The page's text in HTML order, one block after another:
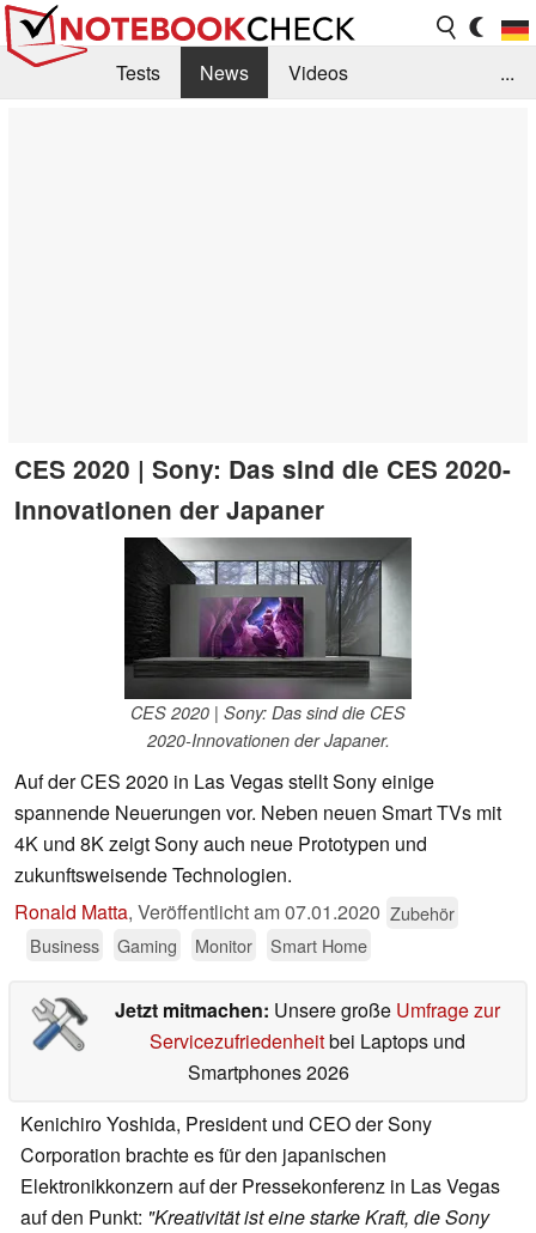
Tests News
Videos
...
CES 2020 | Sony: Das sind die CES 2020-
Innovationen der Japaner
CES 2020 | Sony: Das sind die CES
2020-Innovationen der Japaner.
Auf der CES 2020 in Las Vegas stellt Sony einige
spannende Neuerungen vor. Neben neuen Smart TVs mit
4K und 8K zeigt Sony auch neue Prototypen und
zukunftsweisende Technologien.
Ronald Matta, Veröffentlicht am07.01.2020 Zubehör
Business
Gaming Monitor Smart Home
Jetzt mitmachen: Unsere große Umfrage zur
Servicezufriedenheitbei Laptops und
Smartphones 2026
Kenichiro Yoshida, President und CEO der Sony
Corporation brachte es für den japanischen
Elektronikkonzern auf der Pressekonferenz in Las Vegas
auf den Punkt: "Kreativität ist eine starke Kraft, die Sony